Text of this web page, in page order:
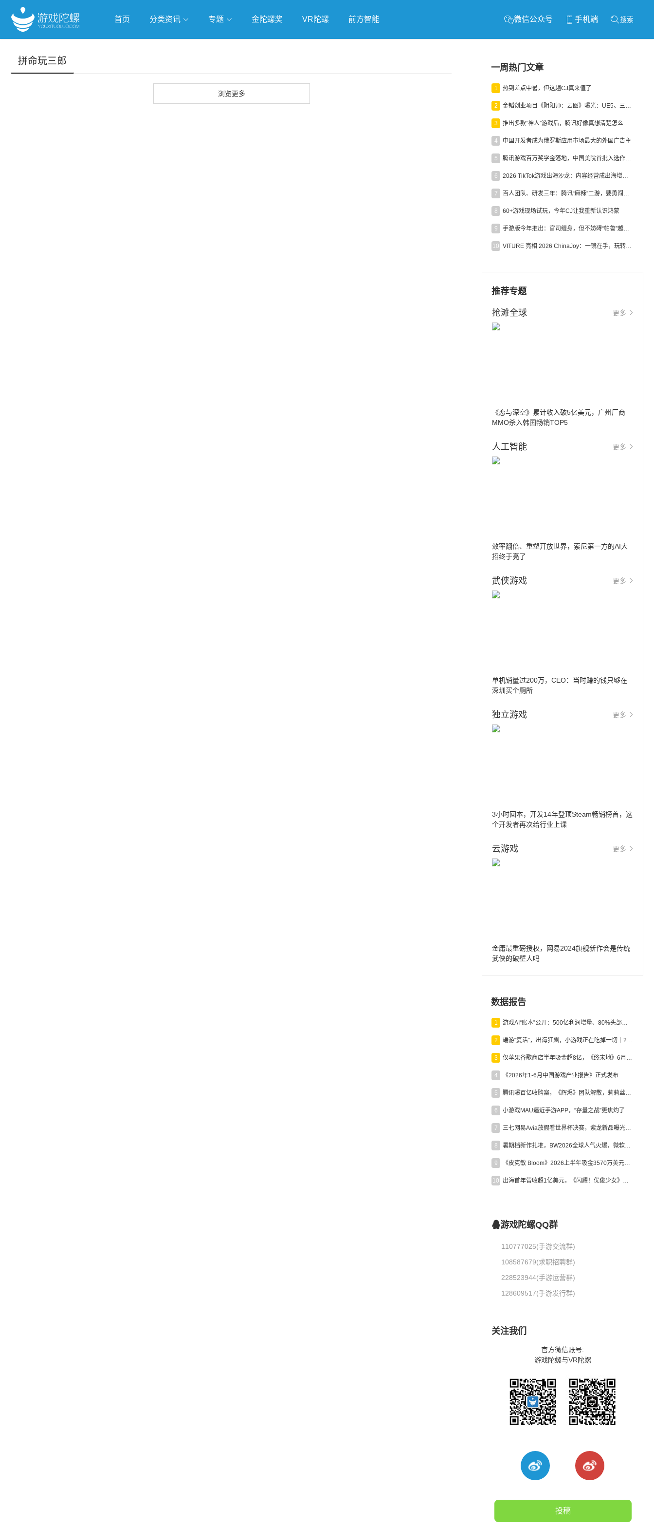
首页 分类资讯 专题 金陀螺奖 VR陀螺 前方智能 微信公众号 手机端 搜索
拼命玩三郎
浏览更多
一周热门文章
1 热到差点中暑，但这趟CJ真来值了
2 金韬创业项目《阴阳师：云图》曝光：UE5、三端互通、ARPG
3 推出多款“神人”游戏后，腾讯好像真想清楚怎么做二次元了
4 中国开发者成为俄罗斯应用市场最大的外国广告主
5 腾讯游戏百万奖学金落地，中国美院首批入选作品获业内关注
6 2026 TikTok游戏出海沙龙：内容经营成出海增长新引擎
7 百人团队、研发三年：腾讯“麻辣”二游，要勇闯男性恋爱市场
8 60+游戏现场试玩，今年CJ让我重新认识鸿蒙
9 手游版今年推出：官司缠身，但不妨碍“帕鲁”越来越火
10 VITURE 亮相 2026 ChinaJoy：一镜在手，玩转全场！
推荐专题
抢滩全球 更多
《恋与深空》累计收入破5亿美元，广州厂商
MMO杀入韩国畅销TOP5
人工智能 更多
效率翻倍、重塑开放世界，索尼第一方的AI大
招终于亮了
武侠游戏 更多
单机销量过200万，CEO：当时赚的钱只够在
深圳买个厕所
独立游戏 更多
3小时回本，开发14年登顶Steam畅销榜首，这
个开发者再次给行业上课
云游戏 更多
金庸最重磅授权，网易2024旗舰新作会是传统
武侠的破壁人吗
数据报告
1 游戏AI“账本”公开：500亿利润增量、80%头部入局，谁在闷声发财？
2 端游“复活”，出海狂飙，小游戏正在吃掉一切｜2026上半年产业报告
3 仅苹果谷歌商店半年吸金超8亿，《终末地》6月份收入显著回暖
4 《2026年1-6月中国游戏产业报告》正式发布
5 腾讯曝百亿收购案，《辉烬》团队解散，莉莉丝新作曝光｜陀螺周报
6 小游戏MAU逼近手游APP，“存量之战”更焦灼了
7 三七网易Avia放假看世界杯决赛，紫龙新品曝光，米哈游新作上线 | 陀螺周报
8 暑期档新作扎堆，BW2026全球人气火爆，微软XBOX大裁员|陀螺周报
9 《皮克敏 Bloom》2026上半年吸金3570万美元，中国台湾成最大市场
10 出海首年营收超1亿美元，《闪耀！优俊少女》美国市场占比达七成
游戏陀螺QQ群
110777025(手游交流群)
108587679(求职招聘群)
228523944(手游运营群)
128609517(手游发行群)
关注我们
官方微信账号:
游戏陀螺与VR陀螺
投稿